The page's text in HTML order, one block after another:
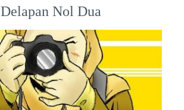
Delapan Nol Dua